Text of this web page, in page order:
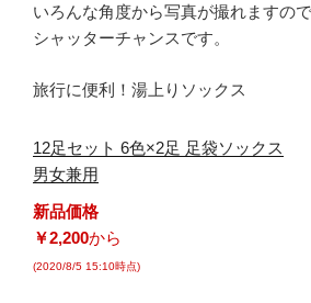
いろんな角度から写真が撮れますの
シャッターチャンスです。
旅行に便利！湯上りソックス
12足セット 6色×2足 足袋ソックス
男女兼用
新品価格
￥2,200から
(2020/8/5 15:10時点)